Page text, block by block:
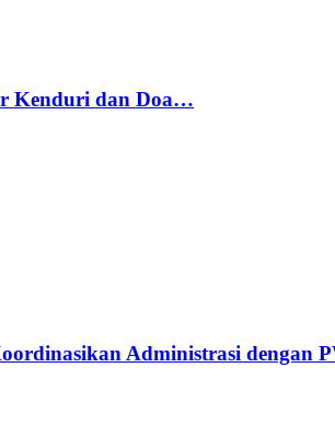
Kenduri dan Doa…
Administrasi dengan